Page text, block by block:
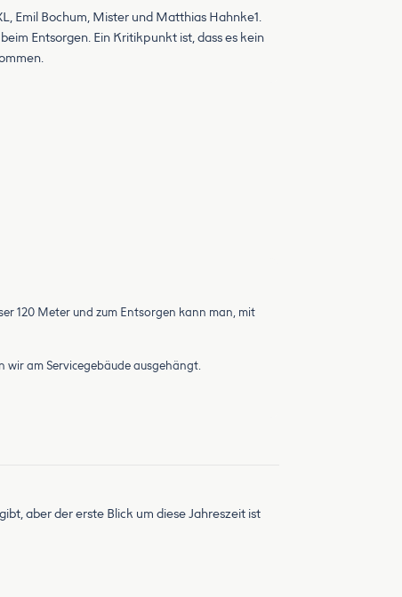
Emil Bochum, Mister und Matthias Hahnke1.
Entsorgen. Ein Kritikpunkt ist, dass es kein
120 Meter und zum Entsorgen kann man, mit
wir am Servicegebäude ausgehängt.
aber der erste Blick um diese Jahreszeit ist